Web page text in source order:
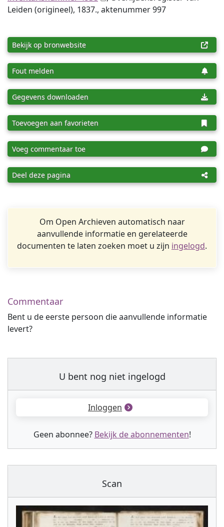
Leiden (origineel), 1837., aktenummer 997
Bekijk op bronwebsite
Fout melden
Gegevens downloaden
Toevoegen aan favorieten
Voeg commentaar toe
Deel deze pagina
Om Open Archieven automatisch naar
aanvullende informatie en gerelateerde
documenten te laten zoeken moet u zijn ingelogd.
Commentaar
Bent u de eerste persoon die aanvullende informatie
levert?
U bent nog niet ingelogd
Inloggen
Geen abonnee? Bekijk de abonnementen!
Scan